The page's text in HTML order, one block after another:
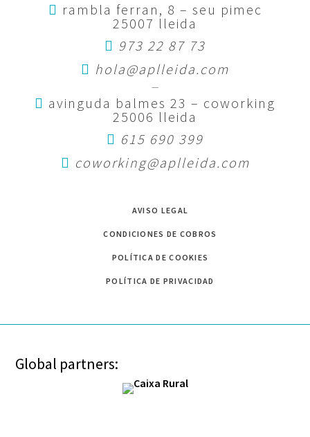
rambla ferran, 8 – seu pimec
25007 lleida
973 22 87 73
hola@aplleida.com
—
avinguda balmes 23 – coworking
25006 lleida
615 690 399
coworking@aplleida.com
AVISO LEGAL
CONDICIONES DE COBROS
POLÍTICA DE COOKIES
POLÍTICA DE PRIVACIDAD
Global partners: